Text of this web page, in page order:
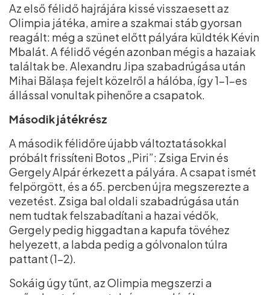
Az első félidő hajrájára kissé visszaesett az
Olimpia játéka, amire a szakmai stáb gyorsan
reagált: még a szünet előtt pályára küldték Kévin
Mbalát. A félidő végén azonban mégis a hazaiak
találtak be. Alexandru Jipa szabadrúgása után
Mihai Bălașa fejelt közelről a hálóba, így 1–1-es
állással vonultak pihenőre a csapatok.
Második játékrész
A második félidőre újabb változtatásokkal
próbált frissíteni Botos „Piri”: Zsiga Ervin és
Gergely Alpár érkezett a pályára. A csapat ismét
felpörgött, és a 65. percben újra megszerezte a
vezetést. Zsiga bal oldali szabadrúgása után
nem tudtak felszabadítani a hazai védők,
Gergely pedig higgadtan a kapufa tövéhez
helyezett, a labda pedig a gólvonalon túlra
pattant (1–2).
Sokáig úgy tűnt, az Olimpia megszerzi a